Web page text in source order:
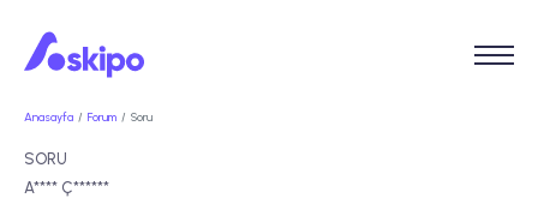
Anasayfa Forum Soru
SORU
A**** Ç******